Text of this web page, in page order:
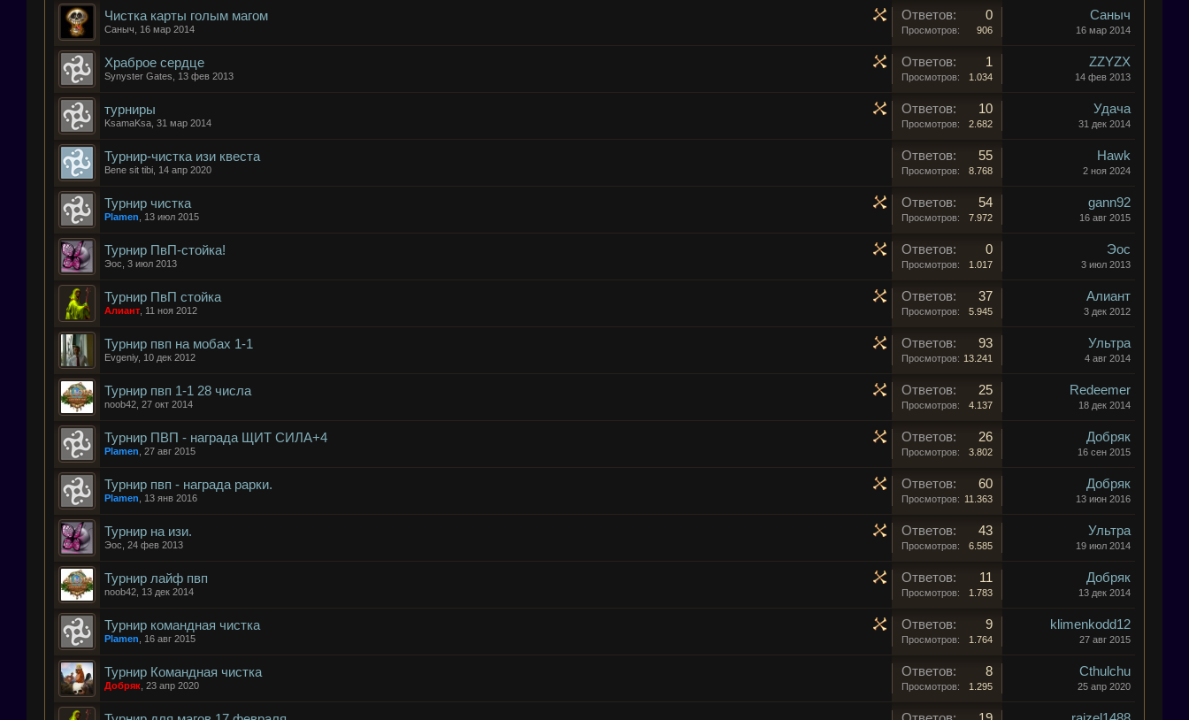
Чистка карты голым магом
Саныч 16 мар 2014
Ответов: 0
Просмотров: 906
Саныч
16 мар 2014
Храброе сердце
Synyster Gates 13 фев 2013
Ответов: 1
Просмотров: 1.034
ZZYZX
14 фев 2013
турниры
KsamaKsa 31 мар 2014
Ответов: 10
Просмотров: 2.682
Удача
31 дек 2014
Турнир-чистка изи квеста
Bene sit tibi 14 апр 2020
Ответов: 55
Просмотров: 8.768
Hawk
2 ноя 2024
Турнир чистка
Plamen 13 июл 2015
Ответов: 54
Просмотров: 7.972
gann92
16 авг 2015
Турнир ПвП-стойка!
Эос 3 июл 2013
Ответов: 0
Просмотров: 1.017
Эос
3 июл 2013
Турнир ПвП стойка
Алиант 11 ноя 2012
Ответов: 37
Просмотров: 5.945
Алиант
3 дек 2012
Турнир пвп на мобах 1-1
Evgeniy, 10 дек 2012
Ответов: 93
Просмотров: 13.241
Ультра
4 авг 2014
Турнир пвп 1-1 28 числа
noob42 27 окт 2014
Ответов: 25
Просмотров: 4.137
Redeemer
18 дек 2014
Турнир ПВП - награда ЩИТ СИЛА+4
Plamen 27 авг 2015
Ответов: 26
Просмотров: 3.802
Добряк
16 сен 2015
Турнир пвп - награда рарки.
Plamen 13 янв 2016
Ответов: 60
Просмотров: 11.363
Добряк
13 июн 2016
Турнир на изи.
Эос 24 фев 2013
Ответов: 43
Просмотров: 6.585
Ультра
19 июл 2014
Турнир лайф пвп
noob42 13 дек 2014
Ответов: 11
Просмотров: 1.783
Добряк
13 дек 2014
Турнир командная чистка
Plamen 16 авг 2015
Ответов: 9
Просмотров: 1.764
klimenkodd12
27 авг 2015
Турнир Командная чистка
Добряк 23 апр 2020
Ответов: 8
Просмотров: 1.295
Cthulchu
25 апр 2020